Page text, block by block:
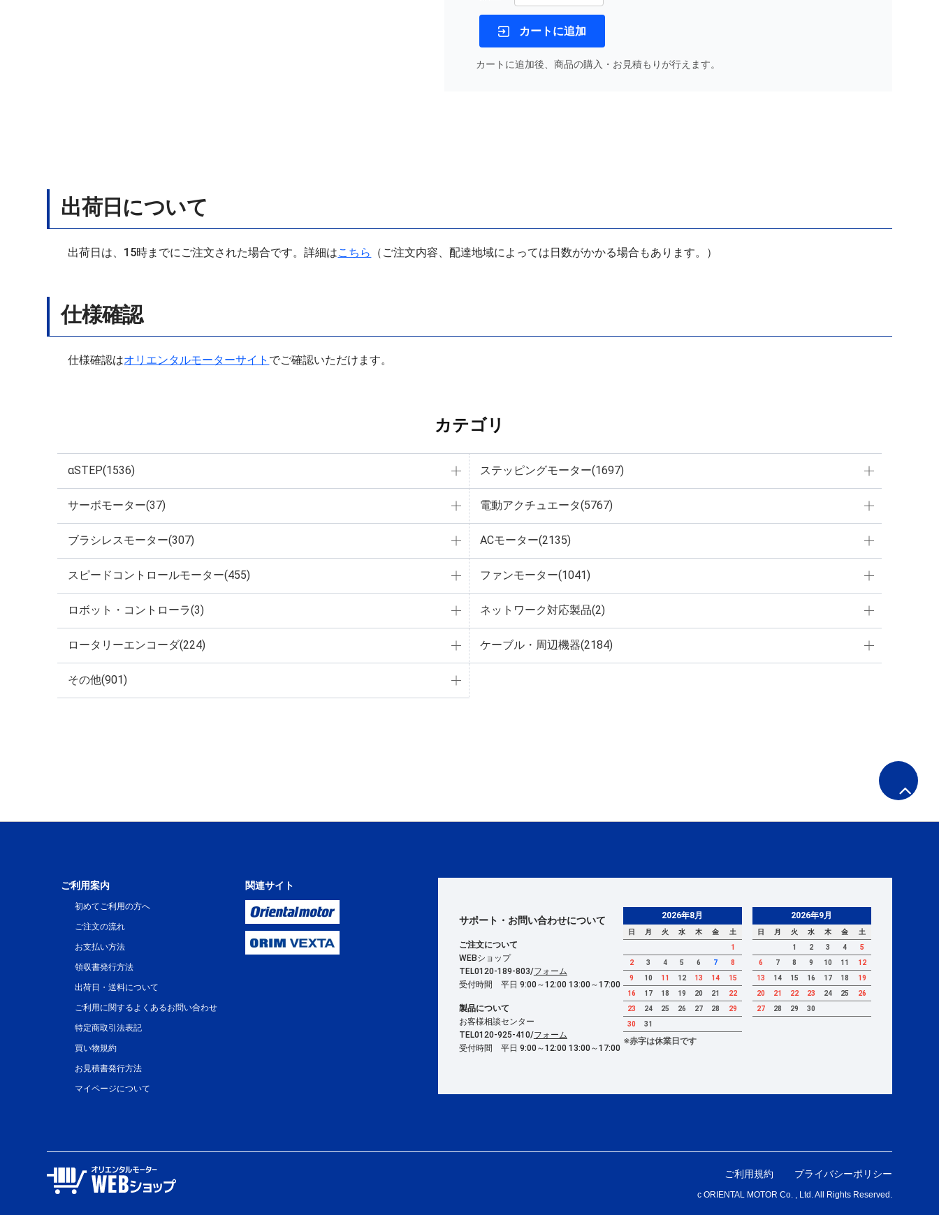
カートに追加
カートに追加後、商品の購入・お見積もりが行えます。
出荷日について
出荷日は、15時までにご注文された場合です。詳細はこちら （ご注文内容、配達地域によっては日数がかかる場合もあります。）
仕様確認
仕様確認はオリエンタルモーターサイト でご確認いただけます。
カテゴリ
αSTEP(1536) ステッピングモーター(1697)
サーボモーター(37) 電動アクチュエータ(5767)
ブラシレスモーター(307) ACモーター(2135)
スピードコントロールモーター(455) ファンモーター(1041)
ロボット・コントローラ(3) ネットワーク対応製品(2)
ロータリーエンコーダ(224) ケーブル・周辺機器(2184)
その他(901)
ご利用案内
初めてご利用の方へ
ご注文の流れ
お支払い方法
領収書発行方法
出荷日・送料について
ご利用に関するよくあるお問い合わせ
特定商取引法表記
買い物規約
お見積書発行方法
マイページについて
関連サイト
サポート・お問い合わせについて
ご注文について
WEBショップ
TEL0120-189-803/フォーム
受付時間 平日 9:00～12:00 13:00～17:00
製品について
お客様相談センター
TEL0120-925-410/フォーム
受付時間 平日 9:00～12:00 13:00～17:00
ご利用規約 プライバシーポリシー
c ORIENTAL MOTOR Co. , Ltd. All Rights Reserved.
2026年8月
日 月 火 水 木 金
土
1
2
3 4 5 6 7
8
9
10 11 12 13 14
15
16
17 18 19 20 21
22
23
24 25 26 27 28
29
30
31
2026年9月
日 月 火 水 木 金
土
1
2 3 4
5
6
7 8 9 10 11
12
13
14 15 16 17 18
19
20
21 22 23 24 25
26
27
28 29 30
※赤字は休業日です